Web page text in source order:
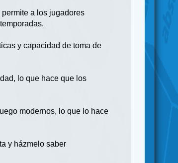
a los jugadores
y capacidad de toma de
lo que hace que los
modernos, lo que lo hace
y házmelo saber